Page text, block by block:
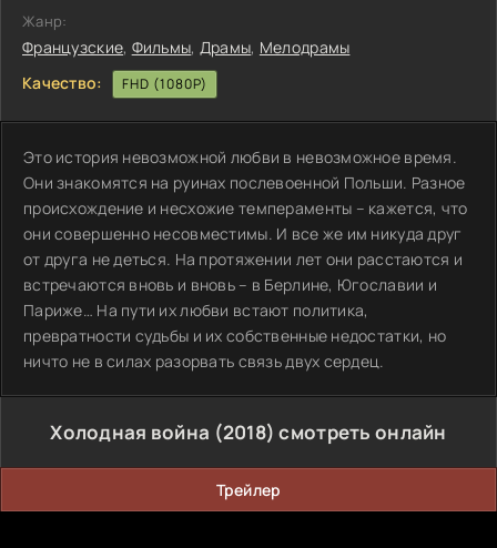
Жанр:
Французские, Фильмы, Драмы, Мелодрамы
Качество:
FHD (1080P)
Это история невозможной любви в невозможное время.
Они знакомятся на руинах послевоенной Польши. Разное
происхождение и несхожие темпераменты – кажется, что
они совершенно несовместимы. И все же им никуда друг
от друга не деться. На протяжении лет они расстаются и
встречаются вновь и вновь – в Берлине, Югославии и
Париже… На пути их любви встают политика,
превратности судьбы и их собственные недостатки, но
ничто не в силах разорвать связь двух сердец.
Холодная война (2018) смотреть онлайн
Трейлер